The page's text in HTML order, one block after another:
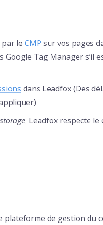
le CMP sur vos pages
Google Tag Manager s’il
dans Leadfox (Des
, Leadfox respecte le
plateforme de gestion du